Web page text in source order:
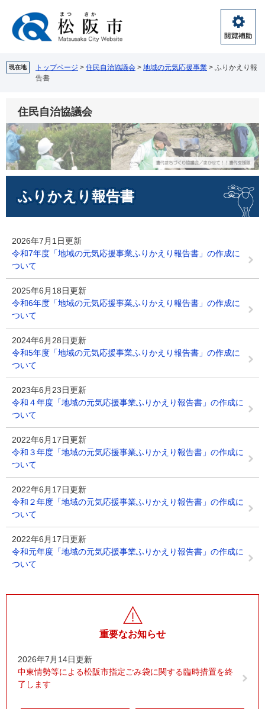
文
へ
閲
覧
助
現在地 トップページ > 住民自治協議会 > 地域の元気応援事業 > ふりかえり報
告書
住民自治協議会
ふりかえり報告書
2026年7月1日更新
令和7年度「地域の元気応援事業ふりかえり報告書」の作成に
ついて
2025年6月18日更新
令和6年度「地域の元気応援事業ふりかえり報告書」の作成に
ついて
2024年6月28日更新
令和5年度「地域の元気応援事業ふりかえり報告書」の作成に
ついて
2023年6月23日更新
令和４年度「地域の元気応援事業ふりかえり報告書」の作成に
ついて
2022年6月17日更新
令和３年度「地域の元気応援事業ふりかえり報告書」の作成に
ついて
2022年6月17日更新
令和２年度「地域の元気応援事業ふりかえり報告書」の作成に
ついて
2022年6月17日更新
令和元年度「地域の元気応援事業ふりかえり報告書」の作成に
ついて
重要なお知らせ
2026年7月14日更新
中東情勢等による松阪市指定ごみ袋に関する臨時措置を終
了します